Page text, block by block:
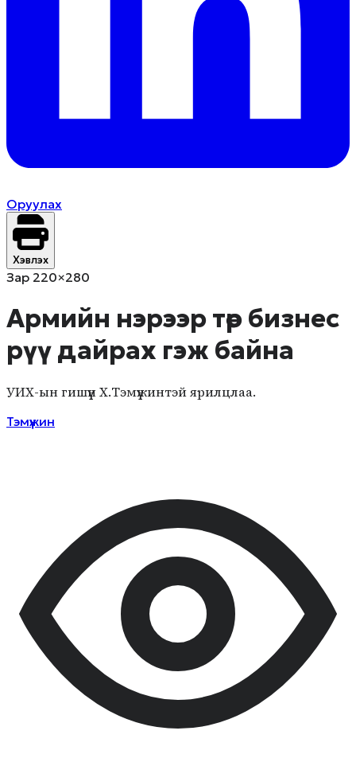
Оруулах
Хэвлэх
Зар 220×280
Армийн нэрээр төр бизнес
рүү дайрах гэж байна
УИХ-ын гишүүн Х.Тэмүүжинтэй ярилцлаа.
Тэмүүжин